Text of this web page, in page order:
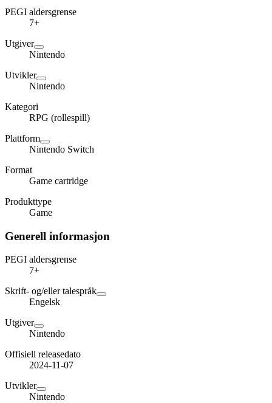
PEGI aldersgrense
7+
Utgiver
Nintendo
Utvikler
Nintendo
Kategori
RPG (rollespill)
Plattform
Nintendo Switch
Format
Game cartridge
Produkttype
Game
Generell informasjon
PEGI aldersgrense
7+
Skrift- og/eller talespråk
Engelsk
Utgiver
Nintendo
Offisiell releasedato
2024-11-07
Utvikler
Nintendo